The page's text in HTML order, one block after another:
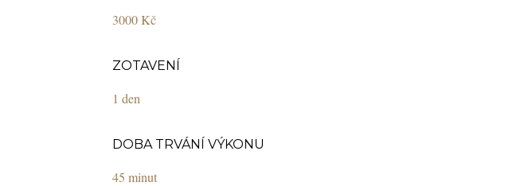
3000 Kč
ZOTAVENÍ
1 den
DOBA TRVÁNÍ VÝKONU
45 minut